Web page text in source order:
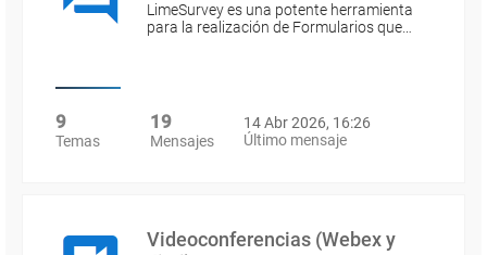
LimeSurvey es una potente herramienta
para la realización de Formularios que…
9
Temas
19
Mensajes
14 Abr 2026, 16:26
Último mensaje
Videoconferencias (Webex y